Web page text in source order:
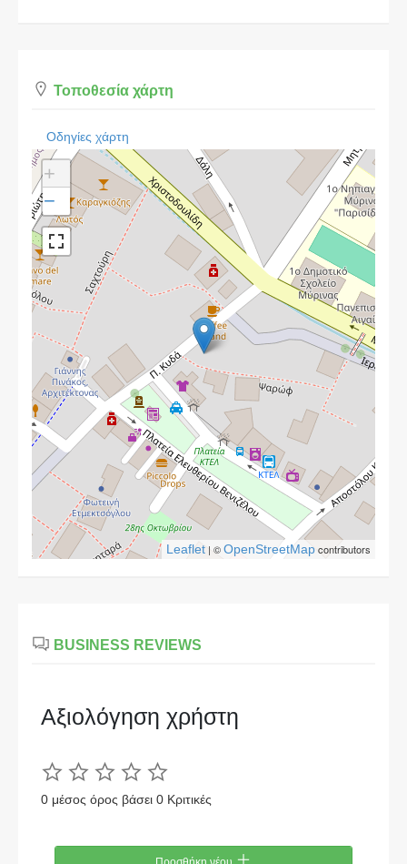
Τοποθεσία χάρτη
Οδηγίες χάρτη
+
−
Leaflet | ©OpenStreetMapcontributors
BUSINESS REVIEWS
Αξιολόγηση χρήστη
0 μέσος όρος βάσει 0 Κριτικές